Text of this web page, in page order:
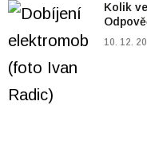
Kolik
10. 12.